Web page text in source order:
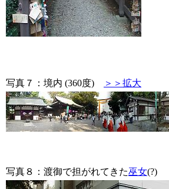
写真７：境内 (360度) ＞＞拡大
写真８：渡御で担がれてきた巫女(?)